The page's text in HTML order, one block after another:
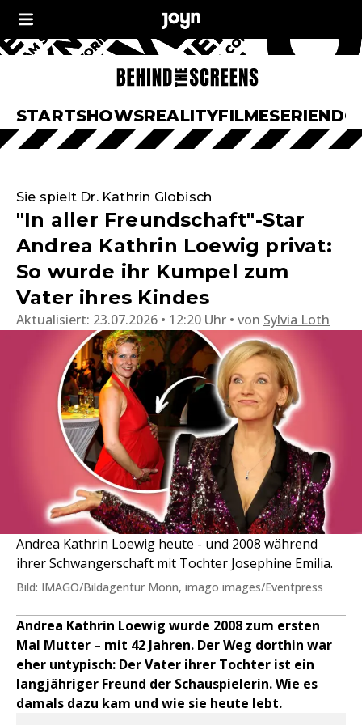
STARTSHOWSREALITYFILMESERIEN
Sie spielt Dr. Kathrin Globisch
"In aller Freundschaft"-Star
Andrea Kathrin Loewig privat:
So wurde ihr Kumpel zum
Vater ihres Kindes
Aktualisiert: 23.07.2026 • 12:20 Uhr von Sylvia Loth
Andrea Kathrin Loewig heute - und 2008 während
ihrer Schwangerschaft mit Tochter Josephine Emilia.
Bild: IMAGO/Bildagentur Monn, imago images/Eventpress
Andrea Kathrin Loewig wurde 2008 zum ersten
Mal Mutter – mit 42 Jahren. Der Weg dorthin war
eher untypisch: Der Vater ihrer Tochter ist ein
langjähriger Freund der Schauspielerin. Wie es
damals dazu kam und wie sie heute lebt.